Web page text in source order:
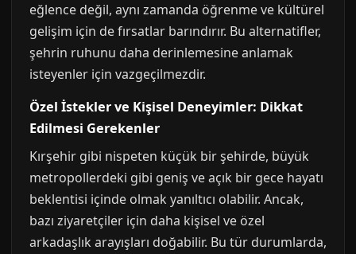
eğlence değil, aynı zamanda öğrenme ve kültürel
gelişim için de fırsatlar barındırır. Bu alternatifler,
şehrin ruhunu daha derinlemesine anlamak
isteyenler için vazgeçilmezdir.
Özel İstekler ve Kişisel Deneyimler: Dikkat
Edilmesi Gerekenler
Kırşehir gibi nispeten küçük bir şehirde, büyük
metropollerdeki gibi geniş ve açık bir gece hayatı
beklentisi içinde olmak yanıltıcı olabilir. Ancak,
bazı ziyaretçiler için daha kişisel ve özel
arkadaşlık arayışları doğabilir. Bu tür durumlarda,